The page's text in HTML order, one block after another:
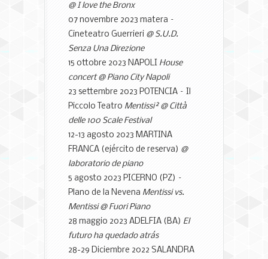
@ I love the Bronx
07 novembre 2023 matera –
Cineteatro Guerrieri @ S.U.D.
Senza Una Direzione
15 ottobre 2023 NAPOLI House
concert @ Piano City Napoli
23 settembre 2023 POTENCIA – Il
Piccolo Teatro Mentissi² @ Città
delle100 Scale Festival
12-13 agosto 2023 MARTINA
FRANCA (ejército de reserva) @
laboratorio de piano
5 agosto 2023 PICERNO (PZ) –
Plano de la Nevena Mentissi vs.
Mentissi @ Fuori Piano
28 maggio 2023 ADELFIA (BA) El
futuro ha quedado atrás
28-29 Diciembre 2022 SALANDRA